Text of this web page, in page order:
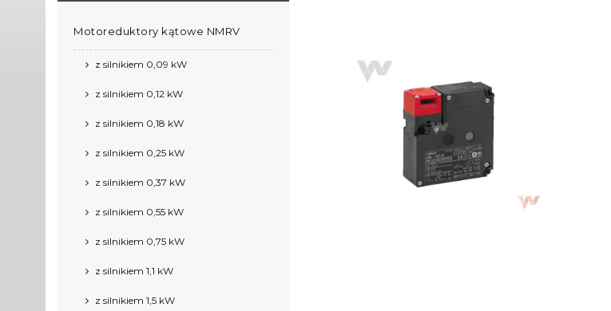
Motoreduktory kątowe NMRV
z silnikiem 0,09 kW
z silnikiem 0,12 kW
z silnikiem 0,18 kW
z silnikiem 0,25 kW
z silnikiem 0,37 kW
z silnikiem 0,55 kW
z silnikiem 0,75 kW
z silnikiem 1,1 kW
z silnikiem 1,5 kW